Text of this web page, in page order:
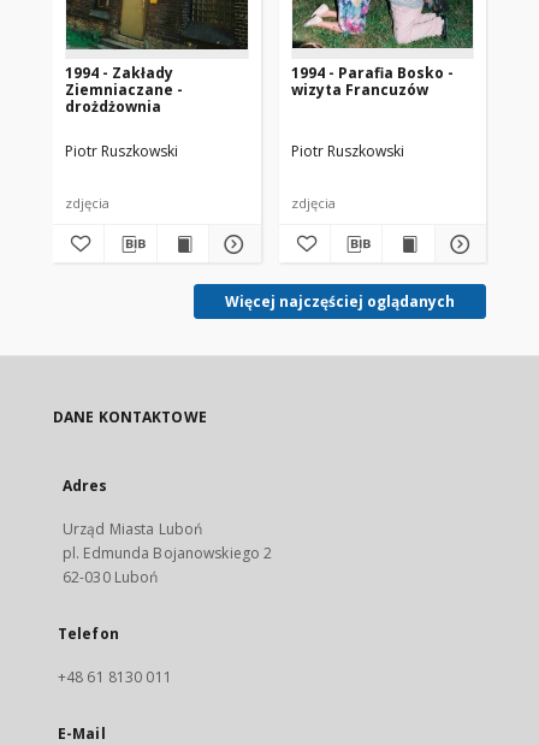
1994 - Zakłady
Ziemniaczane -
drożdżownia
Piotr Ruszkowski
zdjęcia
1994 - Parafia Bosko -
wizyta Francuzów
Piotr Ruszkowski
zdjęcia
Więcej najczęściej oglądanych
DANE KONTAKTOWE
Adres
Urząd Miasta Luboń
pl. Edmunda Bojanowskiego 2
62-030 Luboń
Telefon
+48 61 8130 011
E-Mail